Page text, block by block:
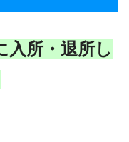
入所・退所し